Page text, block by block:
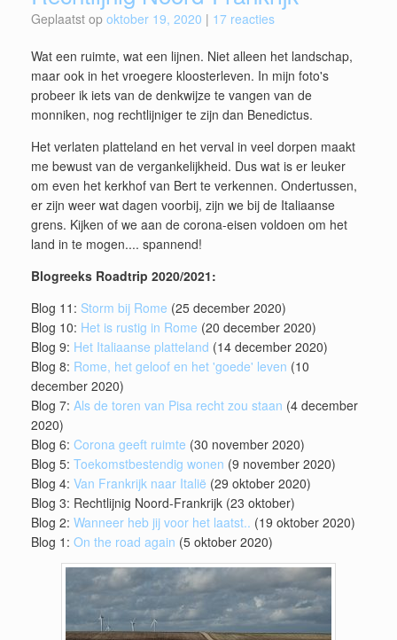
Geplaatst op oktober 19, 2020 | 17 reacties
Wat een ruimte, wat een lijnen. Niet alleen het landschap,
maar ook in het vroegere kloosterleven. In mijn foto's
probeer ik iets van de denkwijze te vangen van de
monniken, nog rechtlijniger te zijn dan Benedictus.
Het verlaten platteland en het verval in veel dorpen maakt
me bewust van de vergankelijkheid. Dus wat is er leuker
om even het kerkhof van Bert te verkennen. Ondertussen,
er zijn weer wat dagen voorbij, zijn we bij de Italiaanse
grens. Kijken of we aan de corona-eisen voldoen om het
land in te mogen.... spannend!
Blogreeks Roadtrip 2020/2021:
Blog 11: Storm bij Rome (25 december 2020)
Blog 10: Het is rustig in Rome (20 december 2020)
Blog 9: Het Italiaanse platteland (14 december 2020)
Blog 8: Rome, het geloof en het 'goede' leven (10
december 2020)
Blog 7: Als de toren van Pisa recht zou staan (4 december
2020)
Blog 6: Corona geeft ruimte (30 november 2020)
Blog 5: Toekomstbestendig wonen (9 november 2020)
Blog 4: Van Frankrijk naar Italië (29 oktober 2020)
Blog 3: Rechtlijnig Noord-Frankrijk (23 oktober)
Blog 2: Wanneer heb jij voor het laatst.. (19 oktober 2020)
Blog 1: On the road again (5 oktober 2020)